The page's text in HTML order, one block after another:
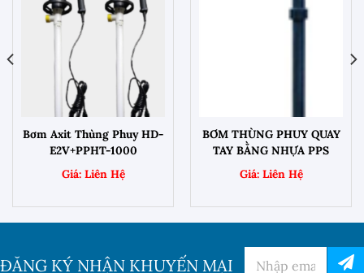
Bơm Axit Thùng Phuy HD-
E2V+PPHT-1000
BƠM THÙNG PHUY QUAY
TAY BẰNG NHỰA PPS
ĐĂNG KÝ NHẬN KHUYẾN MẠI